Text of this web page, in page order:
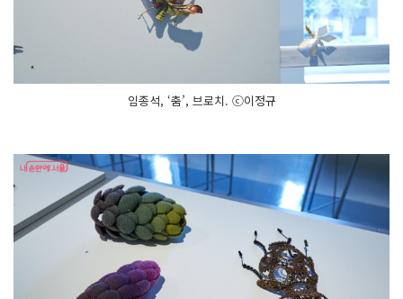
임종석, ‘춤’, 브로치. ⓒ이정규